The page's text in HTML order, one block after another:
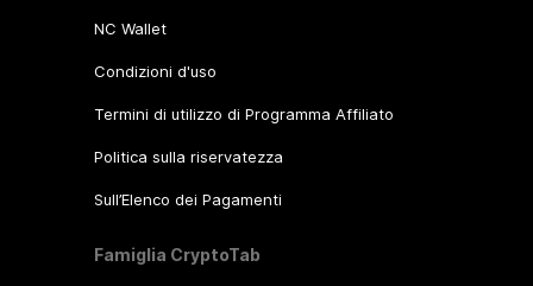
NC Wallet
Condizioni d'uso
Termini di utilizzo di Programma Affiliato
Politica sulla riservatezza
Sull’Elenco dei Pagamenti
Famiglia CryptoTab